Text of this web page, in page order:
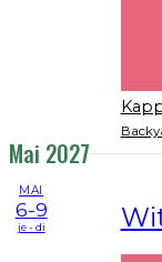
Mai 2027
MAI
6-9
je - di